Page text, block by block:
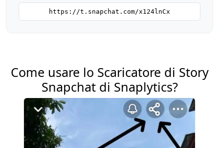
https://t.snapchat.com/x124lnCx
Come usare lo Scaricatore di Story
Snapchat di Snaplytics?